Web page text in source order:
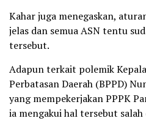
Kahar juga menegaskan,
jelas dan semua ASN tentu
tersebut.
Adapun terkait polemik
Perbatasan Daerah (BPPD)
yang mempekerjakan PPPK
ia mengakui hal tersebut